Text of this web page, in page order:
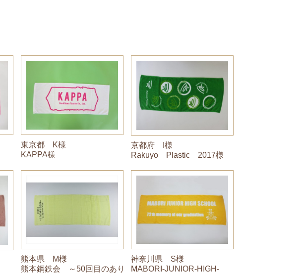
東京都 K様
KAPPA様
京都府 I様
Rakuyo Plastic 2017様
熊本県 M様
熊本鋼鉄会 ～50回目のあり
神奈川県 S様
MABORI-JUNIOR-HIGH-